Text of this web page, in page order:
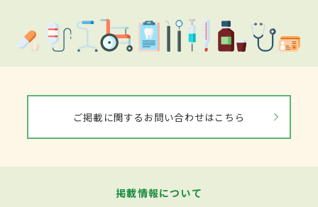
ご掲載に関するお問い合わせはこちら
掲載情報について